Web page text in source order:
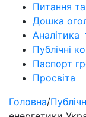
Питання та
Дошка
Аналітика
Публічні
Паспорт
Просвіта
Головна/